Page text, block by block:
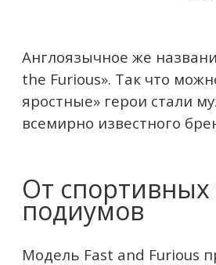
Англоязычное же
the Furious». Так что
яростные» герои стали
всемирно известного
От
подиумов
Модель Fast and Furious